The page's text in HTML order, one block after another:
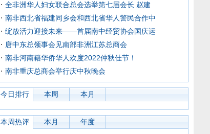
全非洲华人妇女联合总会选举第七届会长 赵建
南非西北省福建同乡会和西北省华人警民合作中
绽放活力迎接未来——首届南中经贸协会国庆运
唐中东总领事会见南部非洲江苏总商会
南非河南籍华侨华人欢度2022仲秋佳节！
南非重庆总商会举行庆中秋晚会
今日排行 本周 本月
本周热评 本月 年度